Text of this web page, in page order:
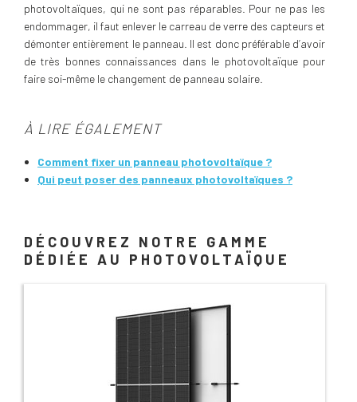
photovoltaïques, qui ne sont pas réparables. Pour ne pas les
endommager, il faut enlever le carreau de verre des capteurs et
démonter entièrement le panneau. Il est donc préférable d’avoir
de très bonnes connaissances dans le photovoltaïque pour
faire soi-même le changement de panneau solaire.
À LIRE ÉGALEMENT
Comment fixer un panneau photovoltaïque ?
Qui peut poser des panneaux photovoltaïques ?
DÉCOUVREZ NOTRE GAMME
DÉDIÉE AU PHOTOVOLTAÏQUE